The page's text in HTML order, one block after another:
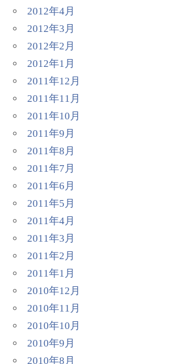
2012年4月
2012年3月
2012年2月
2012年1月
2011年12月
2011年11月
2011年10月
2011年9月
2011年8月
2011年7月
2011年6月
2011年5月
2011年4月
2011年3月
2011年2月
2011年1月
2010年12月
2010年11月
2010年10月
2010年9月
2010年8月